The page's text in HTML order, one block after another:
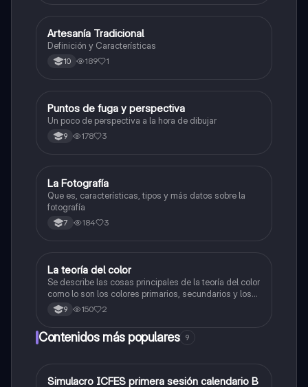
Artes
Artesanía Tradicional
Definición y Características
10 189 1
Artes
Puntos de fuga y perspectiva
Un poco de perspectiva a la hora de dibujar
9 178 3
Artes
La Fotografía
Que es, características, tipos y más datos sobre la
fotografía
7 184 3
Artes
La teoría del color
Se describe las cosas principales de la teoría del color
como lo son los colores primarios, secundarios y los
colores cálidos y fríos es un resumen y sus ejemplos
9 150 2
Contenidos más populares 9
ICFES: Matemáticas
Simulacro ICFES primera sesión calendario B